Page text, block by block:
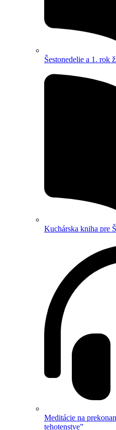
Šestonedelie a 1. rok
Kuchárska kniha pre
Meditácie na
tehotenstve”